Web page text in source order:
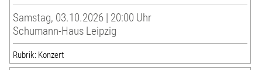
Samstag, 03.10.2026 | 20:00 Uhr
Schumann-Haus Leipzig
Rubrik: Konzert